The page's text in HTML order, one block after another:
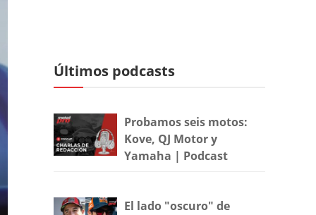
Últimos podcasts
Probamos seis motos:
Kove, QJ Motor y
Yamaha | Podcast
El lado "oscuro" de